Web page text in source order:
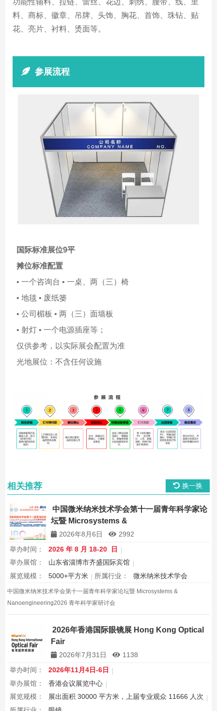
功能性辅料、拉链、蕾丝、花边、刺绣、腰带、线、里
料、商标、徽章、吊牌、头饰、胸花、首饰、珠钻、贴
花、亮片、衬料、烫面等。
参展流程
国际标准展位9平
摊位标准配置
• 一个咨询台 • 一桌、两（三）椅
• 地毯 • 废纸篓
• 公司楣板 • 两（三）面墙板
• 射灯 • 一个电源插座等；
仅供参考，以实际展会配置为准
光地展位：不含任何设施
相关推荐 换一换
中国微米纳米技术学会第十一届青年科学家论
坛暨 Microsystems &
Nanoengineering2026 青年科学家研讨会
2026年8月6日
2992
举办时间：
2026 年 8 月 18-20 日
举办展馆：
山东省淄博市齐盛国际宾馆
展览规模：
5000+平方米 所属行业： 微米纳米技术学会
中国微米纳米技术学会第十一届青年科学家论坛暨 Microsystems &
Nanoengineering2026 青年科学家研讨会
2026年香港国际眼镜展 Hong Kong Optical
Fair
2026年7月31日
1138
举办时间：
2026年11月4日-6日
举办展馆：
香港会议展览中心
展览规模：
展出面积 30000 平方米，上届专业观众 11666 人次